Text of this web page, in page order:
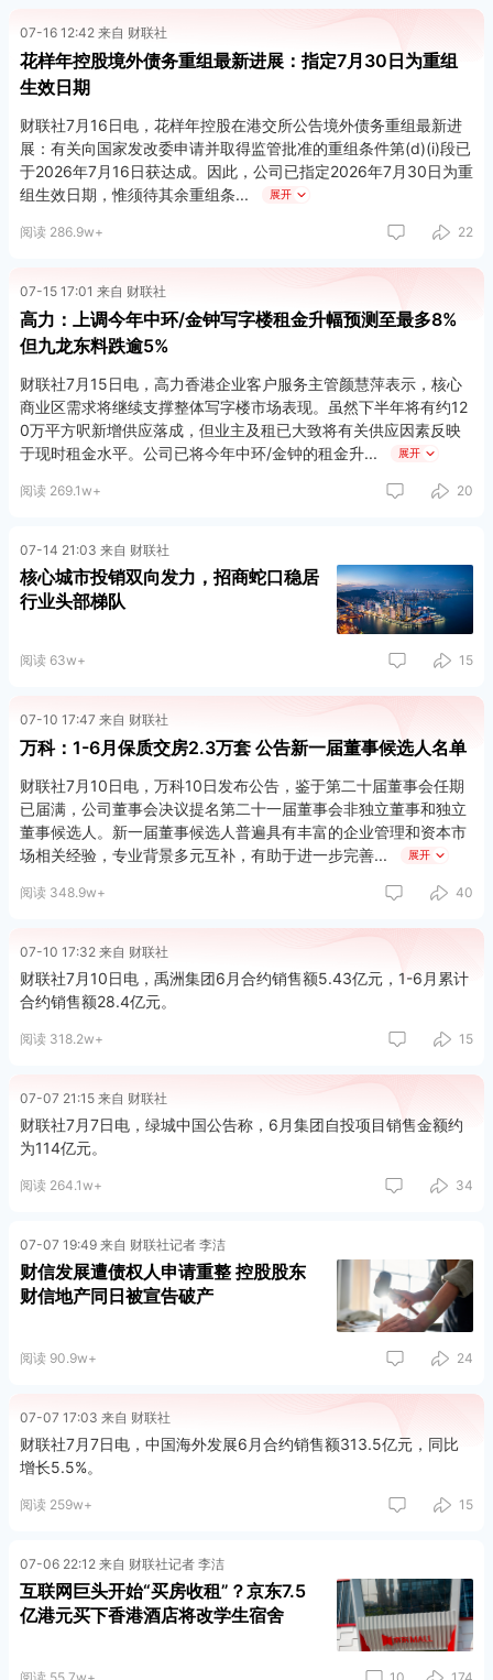
07-16 12:42 来自 财联社
花样年控股境外债务重组最新进展：指定7月30日为重组
生效日期
财联社7月16日电，花样年控股在港交所公告境外债务重组最新进
展：有关向国家发改委申请并取得监管批准的重组条件第(d)(i)段已
于2026年7月16日获达成。因此，公司已指定2026年7月30日为重
组生效日期，惟须待其余重组条
展开
阅读 286.9w+ 22
07-15 17:01 来自 财联社
高力：上调今年中环/金钟写字楼租金升幅预测至最多8%
但九龙东料跌逾5%
财联社7月15日电，高力香港企业客户服务主管颜慧萍表示，核心
商业区需求将继续支撑整体写字楼市场表现。虽然下半年将有约12
0万平方呎新增供应落成，但业主及租已大致将有关供应因素反映
于现时租金水平。公司已将今年中环/金钟的租金升
展开
阅读 269.1w+ 20
07-14 21:03 来自 财联社
核心城市投销双向发力，招商蛇口稳居
行业头部梯队
阅读 63w+ 15
07-10 17:47 来自 财联社
万科：1-6月保质交房2.3万套 公告新一届董事候选人名单
财联社7月10日电，万科10日发布公告，鉴于第二十届董事会任期
已届满，公司董事会决议提名第二十一届董事会非独立董事和独立
董事候选人。新一届董事候选人普遍具有丰富的企业管理和资本市
场相关经验，专业背景多元互补，有助于进一步完善
展开
阅读 348.9w+ 40
07-10 17:32 来自 财联社
财联社7月10日电，禹洲集团6月合约销售额5.43亿元，1-6月累计
合约销售额28.4亿元。
阅读 318.2w+ 15
07-07 21:15 来自 财联社
财联社7月7日电，绿城中国公告称，6月集团自投项目销售金额约
为114亿元。
阅读 264.1w+ 34
07-07 19:49 来自 财联社记者 李洁
财信发展遭债权人申请重整 控股股东
财信地产同日被宣告破产
阅读 90.9w+ 24
07-07 17:03 来自 财联社
财联社7月7日电，中国海外发展6月合约销售额313.5亿元，同比
增长5.5%。
阅读 259w+ 15
07-06 22:12 来自 财联社记者 李洁
互联网巨头开始“买房收租”？京东7.5
亿港元买下香港酒店将改学生宿舍